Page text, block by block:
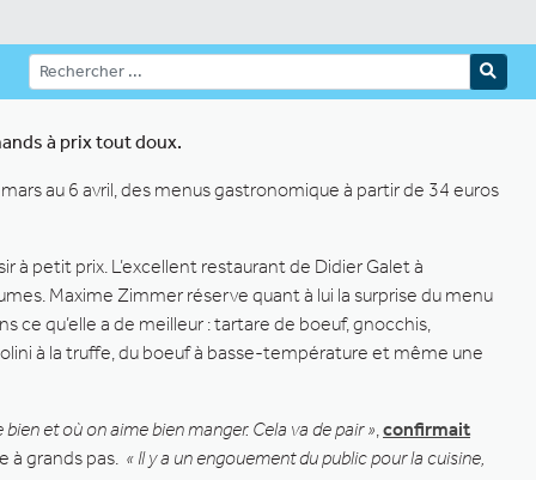
à prix tout doux.
au 6 avril, des menus gastronomique à partir de 34 euros
petit prix. L’excellent restaurant de Didier Galet à
Maxime Zimmer réserve quant à lui la surprise du menu
qu’elle a de meilleur : tartare de boeuf, gnocchis,
à la truffe, du boeuf à basse-température et même une
et où on aime bien manger. Cela va de pair »,confirmait
à grands pas. « Il y a un engouement du public pour la cuisine,